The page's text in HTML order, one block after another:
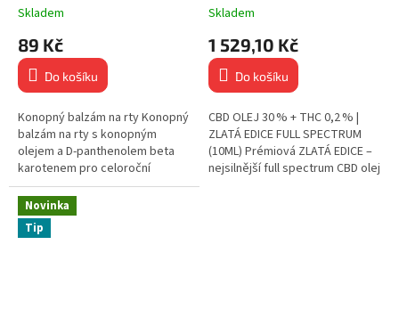
Skladem
89 Kč
Do košíku
Konopný balzám na rty Konopný
balzám na rty s konopným
olejem a D-panthenolem beta
karotenem pro celoroční
použití. Hydratační a
regenerační balzám je jemně...
Skladem
1 529,10 Kč
Do košíku
CBD OLEJ 30 % + THC 0,2 % |
ZLATÁ EDICE FULL SPECTRUM
(10ML) Prémiová ZLATÁ EDICE –
nejsilnější full spectrum CBD olej
Novinka
Tip